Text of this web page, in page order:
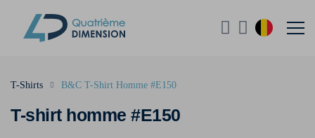
T-shirt homme #E150
T-Shirts B&C T-Shirt Homme #E150